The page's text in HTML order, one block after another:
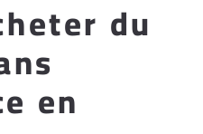
du
en